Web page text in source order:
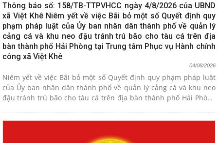
Thông báo số: 158/TB-TTPVHCC ngày 4/8/2026 của UBND
xã Việt Khê Niêm yết về việc Bãi bỏ một số Quyết định quy
phạm pháp luật của Ủy ban nhân dân thành phố về quản lý
cảng cá và khu neo đậu tránh trú bão cho tàu cá trên địa
bàn thành phố Hải Phòng tại Trung tâm Phục vụ Hành chính
công xã Việt Khê
04/08/2026
Niêm yết về việc Bãi bỏ một số Quyết định quy phạm pháp luật
của Ủy ban nhân dân thành phố về quản lý cảng cá và khu neo
đậu tránh trú bão cho tàu cá trên địa bàn thành phố Hải Phòng